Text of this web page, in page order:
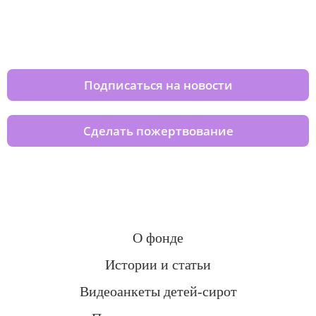
Подписаться на новости
Сделать пожертвование
О фонде
Истории и статьи
Видеоанкеты детей-сирот